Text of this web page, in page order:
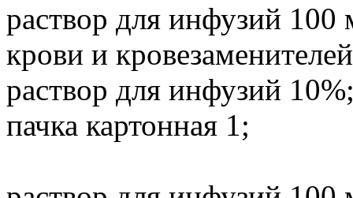
раствор для инфузий
крови и
раствор для инфузий
пачка картонная 1;